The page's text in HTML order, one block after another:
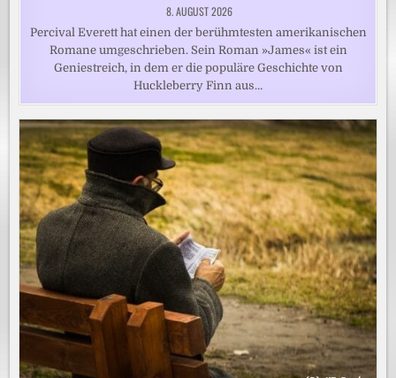
8. AUGUST 2026
Percival Everett hat einen der berühmtesten amerikanischen
Romane umgeschrieben. Sein Roman »James« ist ein
Geniestreich, in dem er die populäre Geschichte von
Huckleberry Finn aus…